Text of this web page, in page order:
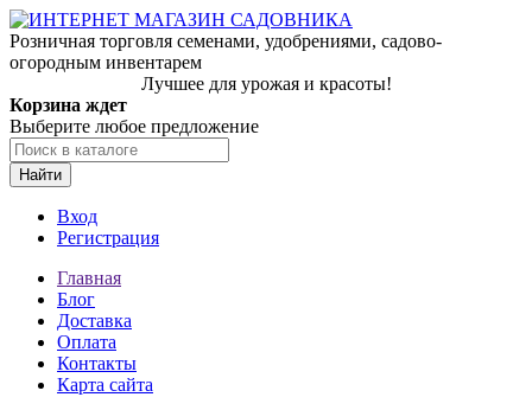
Розничная торговля семенами, удобрениями, садово-
огородным инвентарем
Лучшее для урожая и красоты!
Корзина ждет
Выберите любое предложение
Найти
Вход
Регистрация
Главная
Блог
Доставка
Оплата
Контакты
Карта сайта